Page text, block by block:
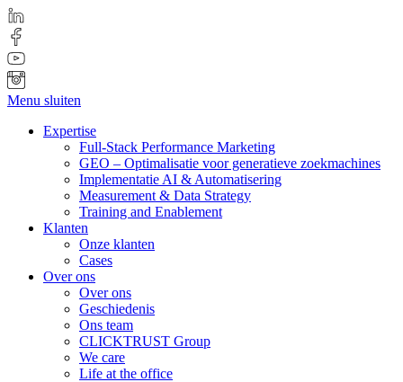
Menu sluiten
Expertise
Full-Stack Performance Marketing
GEO – Optimalisatie voor generatieve zoekmachines
Implementatie AI & Automatisering
Measurement & Data Strategy
Training and Enablement
Klanten
Onze klanten
Cases
Over ons
Over ons
Geschiedenis
Ons team
CLICKTRUST Group
We care
Life at the office